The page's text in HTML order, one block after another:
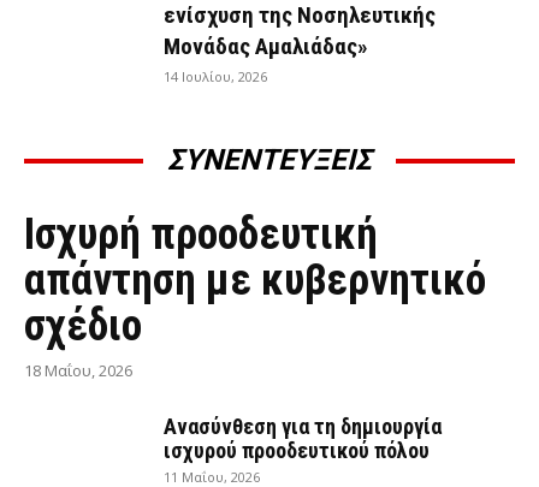
ενίσχυση της Νοσηλευτικής
Μονάδας Αμαλιάδας»
14 Ιουλίου, 2026
ΣΥΝΕΝΤΕΥΞΕΙΣ
ΣΥΝΕΝΤΕΎΞΕΙΣ
Ισχυρή προοδευτική
απάντηση με κυβερνητικό
σχέδιο
18 Μαΐου, 2026
Ανασύνθεση για τη δημιουργία
ισχυρού προοδευτικού πόλου
11 Μαΐου, 2026